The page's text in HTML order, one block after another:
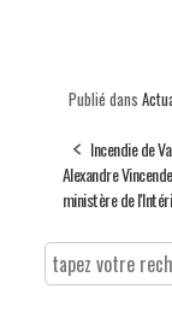
Publié dans
Incendie de
Alexandre
ministère de